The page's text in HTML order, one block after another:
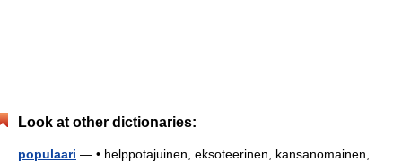
Look at other dictionaries:
populaari — • helppotajuinen, eksoteerinen, kansanomainen,